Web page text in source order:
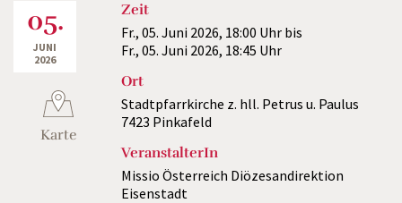
05.
JUNI
2026
Karte
Zeit
Fr., 05. Juni 2026, 18:00 Uhr bis
Fr., 05. Juni 2026, 18:45 Uhr
Ort
Stadtpfarrkirche z. hll. Petrus u. Paulus
7423 Pinkafeld
VeranstalterIn
Missio Österreich Diözesandirektion
Eisenstadt